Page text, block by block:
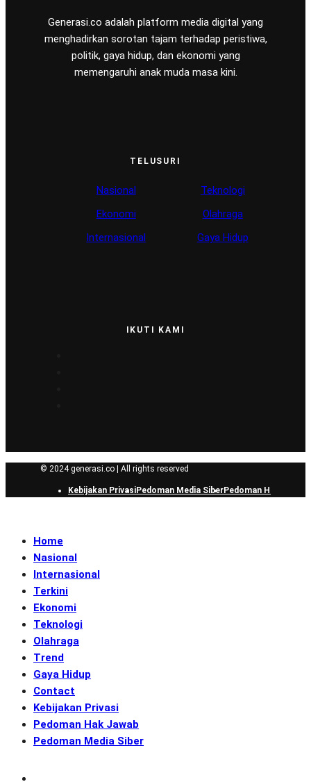
Generasi.co adalah platform media digital yang
menghadirkan sorotan tajam terhadap peristiwa,
politik, gaya hidup, dan ekonomi yang
memengaruhi anak muda masa kini.
TELUSURI
Nasional
Ekonomi
Internasional
Teknologi
Olahraga
Gaya Hidup
IKUTI KAMI
© 2024 generasi.co | All rights reserved
Kebijakan PrivasiPedoman Media SiberPedoman Hak Jawab
Home
Nasional
Internasional
Terkini
Ekonomi
Teknologi
Olahraga
Trend
Gaya Hidup
Contact
Kebijakan Privasi
Pedoman Hak Jawab
Pedoman Media Siber